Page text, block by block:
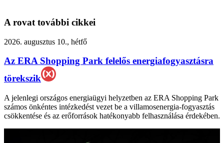
A rovat további cikkei
2026. augusztus 10., hétfő
Az ERA Shopping Park felelős energiafogyasztásra
törekszik
A jelenlegi országos energiaügyi helyzetben az ERA Shopping Park
számos önkéntes intézkedést vezet be a villamosenergia-fogyasztás
csökkentése és az erőforrások hatékonyabb felhasználása érdekében.